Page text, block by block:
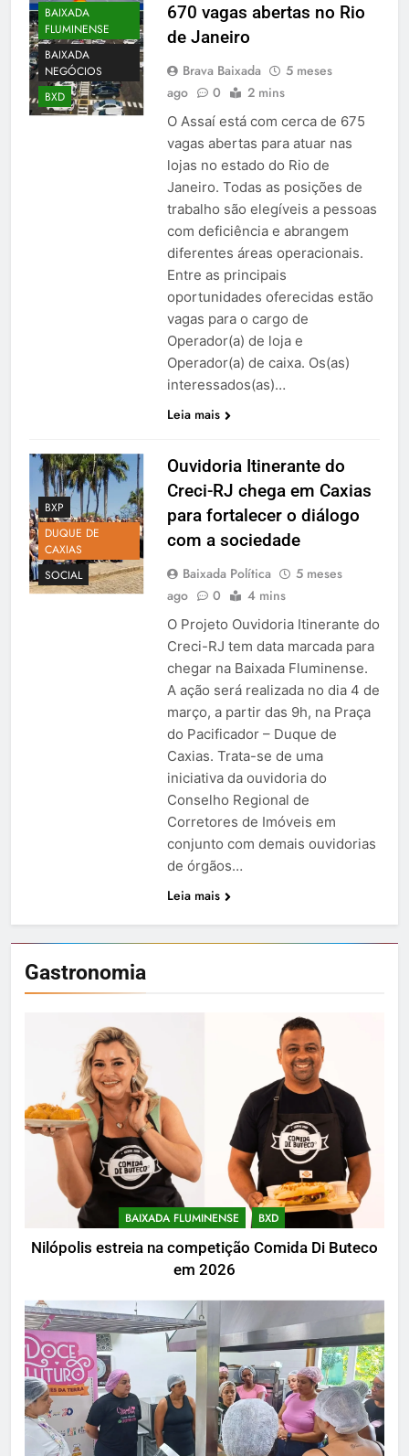
Gastronomia
BAIXADA FLUMINENSE BXD
Nilópolis estreia na competição Comida Di Buteco
em 2026
BAIXADA
FLUMINENSE
BAIXADA
NEGÓCIOS
BXD
670 vagas abertas no Rio
de Janeiro
Brava Baixada
5 meses
ago
0 2 mins
O Assaí está com cerca de 675
vagas abertas para atuar nas
lojas no estado do Rio de
Janeiro. Todas as posições de
trabalho são elegíveis a pessoas
com deficiência e abrangem
diferentes áreas operacionais.
Entre as principais
oportunidades oferecidas estão
vagas para o cargo de
Operador(a) de loja e
Operador(a) de caixa. Os(as)
interessados(as)…
Leia mais
BXP
DUQUE DE
CAXIAS
SOCIAL
Ouvidoria Itinerante do
Creci-RJ chega em Caxias
para fortalecer o diálogo
com a sociedade
Baixada Política
5 meses
ago
0 4 mins
O Projeto Ouvidoria Itinerante do
Creci-RJ tem data marcada para
chegar na Baixada Fluminense.
A ação será realizada no dia 4 de
março, a partir das 9h, na Praça
do Pacificador – Duque de
Caxias. Trata-se de uma
iniciativa da ouvidoria do
Conselho Regional de
Corretores de Imóveis em
conjunto com demais ouvidorias
de órgãos…
Leia mais